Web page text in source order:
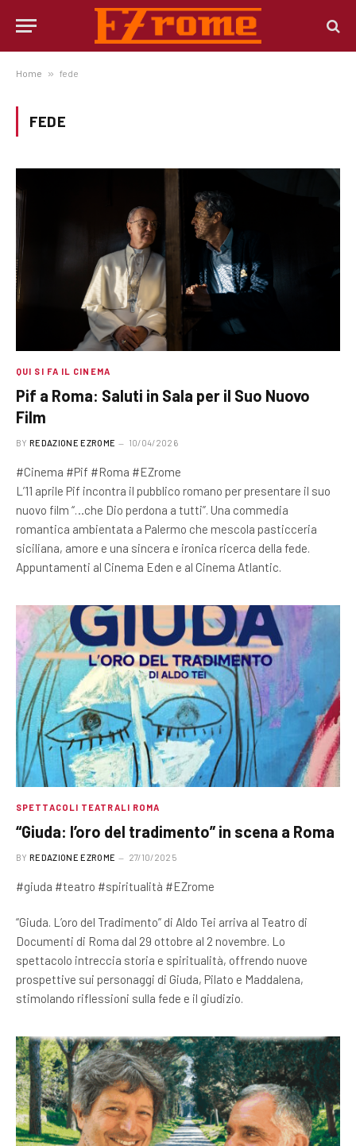
Home » fede
FEDE
QUI SI FA IL CINEMA
Pif a Roma: Saluti in Sala per il Suo Nuovo
Film
BY REDAZIONE EZROME 10/04/2026
#Cinema #Pif #Roma #EZrome
L’11 aprile Pif incontra il pubblico romano per presentare il suo
nuovo film “…che Dio perdona a tutti”. Una commedia
romantica ambientata a Palermo che mescola pasticceria
siciliana, amore e una sincera e ironica ricerca della fede.
Appuntamenti al Cinema Eden e al Cinema Atlantic.
SPETTACOLI TEATRALI ROMA
“Giuda: l’oro del tradimento” in scena a Roma
BY REDAZIONE EZROME 27/10/2025
#giuda #teatro #spiritualità #EZrome
“Giuda. L’oro del Tradimento” di Aldo Tei arriva al Teatro di
Documenti di Roma dal 29 ottobre al 2 novembre. Lo
spettacolo intreccia storia e spiritualità, offrendo nuove
prospettive sui personaggi di Giuda, Pilato e Maddalena,
stimolando riflessioni sulla fede e il giudizio.